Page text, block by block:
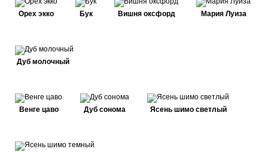
Орех экко Бук Вишня оксфорд Мария Луиза
Дуб молочный
Венге цаво Дуб сонома Ясень шимо светлый